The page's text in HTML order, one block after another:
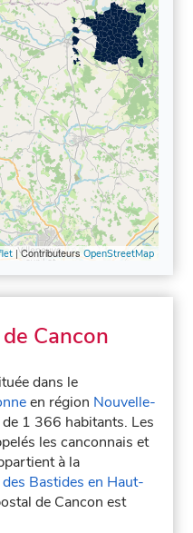
| Contributeurs OpenStreetMap
Cancon
dans le
en région Nouvelle-
1 366 habitants. Les
les canconnais et
à la
Bastides en Haut-
de Cancon est